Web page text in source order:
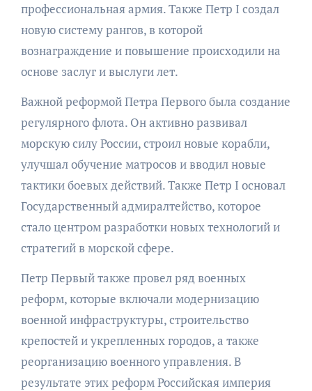
профессиональная армия. Также Петр I создал
новую систему рангов, в которой
вознаграждение и повышение происходили на
основе заслуг и выслуги лет.
Важной реформой Петра Первого была создание
регулярного флота. Он активно развивал
морскую силу России, строил новые корабли,
улучшал обучение матросов и вводил новые
тактики боевых действий. Также Петр I основал
Государственный адмиралтейство, которое
стало центром разработки новых технологий и
стратегий в морской сфере.
Петр Первый также провел ряд военных
реформ, которые включали модернизацию
военной инфраструктуры, строительство
крепостей и укрепленных городов, а также
реорганизацию военного управления. В
результате этих реформ Российская империя